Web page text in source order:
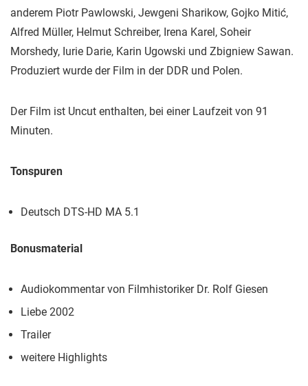
anderem Piotr Pawlowski, Jewgeni Sharikow, Gojko Mitić,
Alfred Müller, Helmut Schreiber, Irena Karel, Soheir
Morshedy, Iurie Darie, Karin Ugowski und Zbigniew Sawan.
Produziert wurde der Film in der DDR und Polen.
Der Film ist Uncut enthalten, bei einer Laufzeit von 91
Minuten.
Tonspuren
Deutsch DTS-HD MA 5.1
Bonusmaterial
Audiokommentar von Filmhistoriker Dr. Rolf Giesen
Liebe 2002
Trailer
weitere Highlights